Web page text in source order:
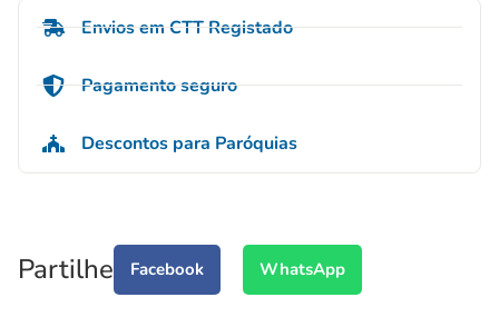
Envios em CTT Registado
Pagamento seguro
Descontos para Paróquias
Partilhe Facebook WhatsApp